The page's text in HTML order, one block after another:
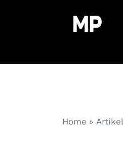
Home Artikel